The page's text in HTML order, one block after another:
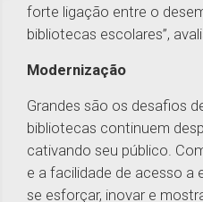
forte ligação entre o
bibliotecas escolares”,
Modernização
Grandes são os desafios
bibliotecas continuem
cativando seu público.
e a facilidade de acesso a
se esforçar, inovar e